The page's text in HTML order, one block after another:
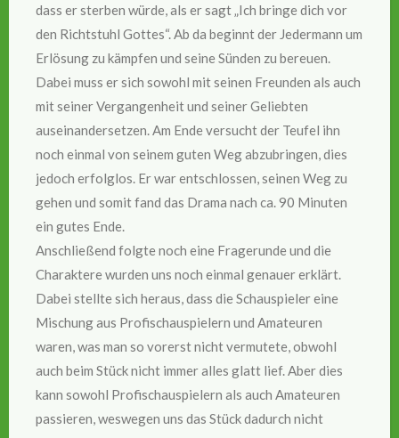
dass er sterben würde, als er sagt „Ich bringe dich vor
den Richtstuhl Gottes“. Ab da beginnt der Jedermann um
Erlösung zu kämpfen und seine Sünden zu bereuen.
Dabei muss er sich sowohl mit seinen Freunden als auch
mit seiner Vergangenheit und seiner Geliebten
auseinandersetzen. Am Ende versucht der Teufel ihn
noch einmal von seinem guten Weg abzubringen, dies
jedoch erfolglos. Er war entschlossen, seinen Weg zu
gehen und somit fand das Drama nach ca. 90 Minuten
ein gutes Ende.
Anschließend folgte noch eine Fragerunde und die
Charaktere wurden uns noch einmal genauer erklärt.
Dabei stellte sich heraus, dass die Schauspieler eine
Mischung aus Profischauspielern und Amateuren
waren, was man so vorerst nicht vermutete, obwohl
auch beim Stück nicht immer alles glatt lief. Aber dies
kann sowohl Profischauspielern als auch Amateuren
passieren, weswegen uns das Stück dadurch nicht